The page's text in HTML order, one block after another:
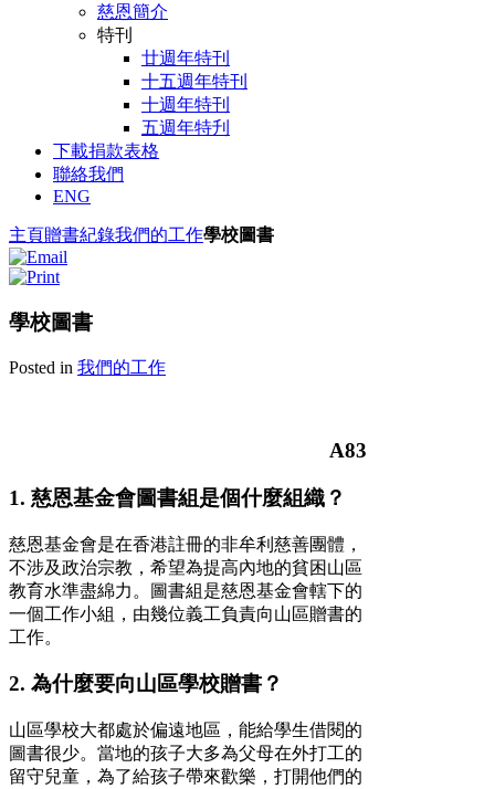
慈恩簡介
特刊
廿週年特刊
十五週年特刊
十週年特刊
五週年特刋
下載捐款表格
聯絡我們
ENG
主頁贈書紀錄我們的工作學校圖書
學校圖書
Posted in 我們的工作
A83
1. 慈恩基金會圖書組是個什麼組織？
慈恩基金會是在香港註冊的非牟利慈善團體，
不涉及政治宗教，希望為提高內地的貧困山區
教育水準盡綿力。圖書組是慈恩基金會轄下的
一個工作小組，由幾位義工負責向山區贈書的
工作。
2. 為什麼要向山區學校贈書？
山區學校大都處於偏遠地區，能給學生借閱的
圖書很少。當地的孩子大多為父母在外打工的
留守兒童，為了給孩子帶來歡樂，打開他們的